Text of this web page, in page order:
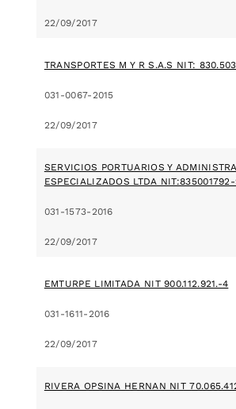
22/09/2017
TRANSPORTES M Y R S.A.S NIT:
031-0067-2015
22/09/2017
SERVICIOS PORTUARIOS Y
ESPECIALIZADOS LTDA
031-1573-2016
22/09/2017
EMTURPE LIMITADA NIT 900.112.921.-4
031-1611-2016
22/09/2017
RIVERA OPSINA HERNAN NIT